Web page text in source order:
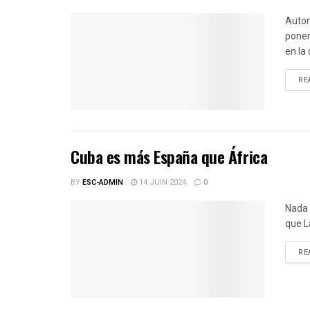
en la
Cuba es más España que África
BYESC-ADMIN 14 JUIN 2024 0
que